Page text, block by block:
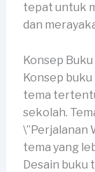
tepat untuk
dan
Konsep
Konsep
tema
sekolah.
\”Perjalanan
tema yang
Desain buku